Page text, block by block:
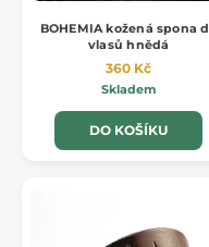
BOHEMIA kožená spona
vlasů hnědá
360 Kč
Skladem
DO KOŠÍKU